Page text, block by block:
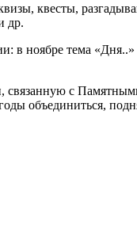
квесты,
др.
ноябре тема
связанную с
объединиться,